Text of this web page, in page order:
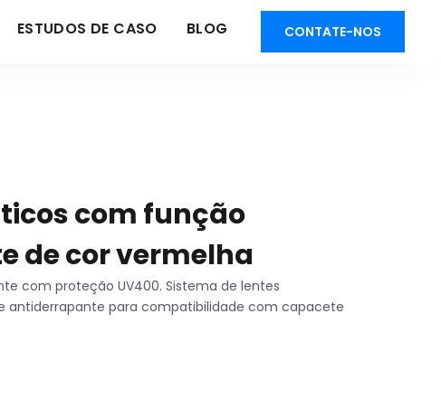
ESTUDOS DE CASO BLOG CONTATE-NOS
com função
de cor vermelha
com proteção UV400. Sistema de lentes
antiderrapante para compatibilidade com capacete